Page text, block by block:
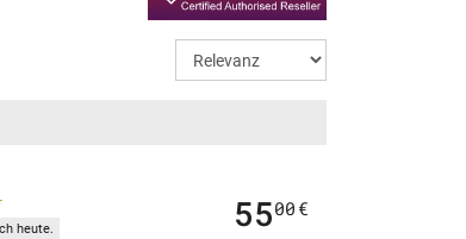
heute.
5500 €